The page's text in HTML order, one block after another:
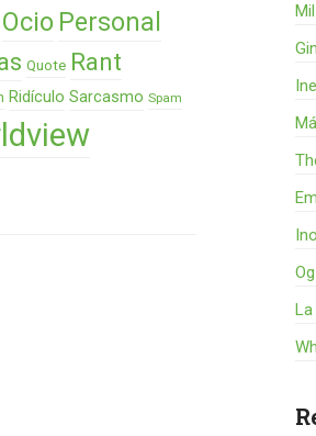
Ocio Personal
Quote Rant
Ridículo Sarcasmo Spam
La